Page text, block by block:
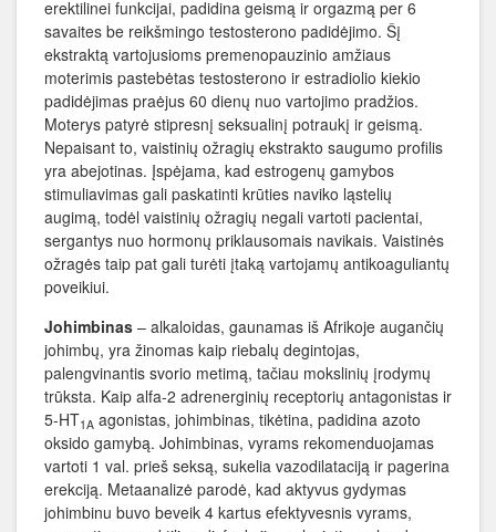
erektilinei funkcijai, padidina geismą ir orgazmą per 6
savaites be reikšmingo testosterono padidėjimo. Šį
ekstraktą vartojusioms premenopauzinio amžiaus
moterimis pastebėtas testosterono ir estradiolio kiekio
padidėjimas praėjus 60 dienų nuo vartojimo pradžios.
Moterys patyrė stipresnį seksualinį potraukį ir geismą.
Nepaisant to, vaistinių ožragių ekstrakto saugumo profilis
yra abejotinas. Įspėjama, kad estrogenų gamybos
stimuliavimas gali paskatinti krūties naviko ląstelių
augimą, todėl vaistinių ožragių negali vartoti pacientai,
sergantys nuo hormonų priklausomais navikais. Vaistinės
ožragės taip pat gali turėti įtaką vartojamų antikoaguliantų
poveikiui.
Johimbinas – alkaloidas, gaunamas iš Afrikoje augančių
johimbų, yra žinomas kaip riebalų degintojas,
palengvinantis svorio metimą, tačiau mokslinių įrodymų
trūksta. Kaip alfa-2 adrenerginių receptorių antagonistas ir
5-HT1A agonistas, johimbinas, tikėtina, padidina azoto
oksido gamybą. Johimbinas, vyrams rekomenduojamas
vartoti 1 val. prieš seksą, sukelia vazodilataciją ir pagerina
erekciją. Metaanalizė parodė, kad aktyvus gydymas
johimbinu buvo beveik 4 kartus efektyvesnis vyrams,